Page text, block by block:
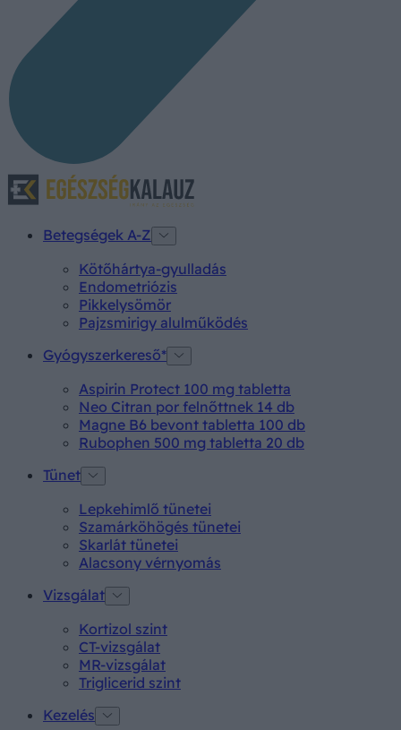
Betegségek A-Z
Kötőhártya-gyulladás
Endometriózis
Pikkelysömör
Pajzsmirigy alulműködés
Gyógyszerkereső*
Aspirin Protect 100 mg tabletta
Neo Citran por felnőttnek 14 db
Magne B6 bevont tabletta 100 db
Rubophen 500 mg tabletta 20 db
Tünet
Lepkehimlő tünetei
Szamárköhögés tünetei
Skarlát tünetei
Alacsony vérnyomás
Vizsgálat
Kortizol szint
CT-vizsgálat
MR-vizsgálat
Triglicerid szint
Kezelés